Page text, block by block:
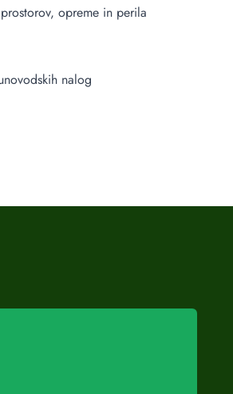
opreme in perila
nalog